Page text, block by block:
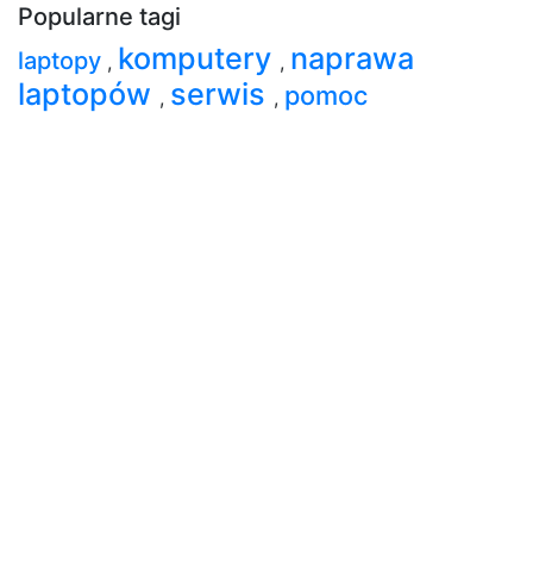
Popularne tagi
laptopy , komputery , naprawa
laptopów , serwis , pomoc